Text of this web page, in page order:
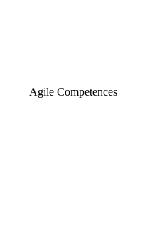
Agile Competences